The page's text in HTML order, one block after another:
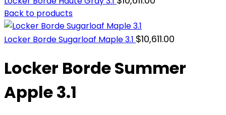
Back to products
Locker Borde Sugarloaf Maple 3.1 $10,611.00
Locker Borde Summer
Apple 3.1